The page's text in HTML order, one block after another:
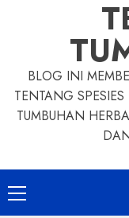
BLOG INI
TENTANG
TUMBUHAN
Primary